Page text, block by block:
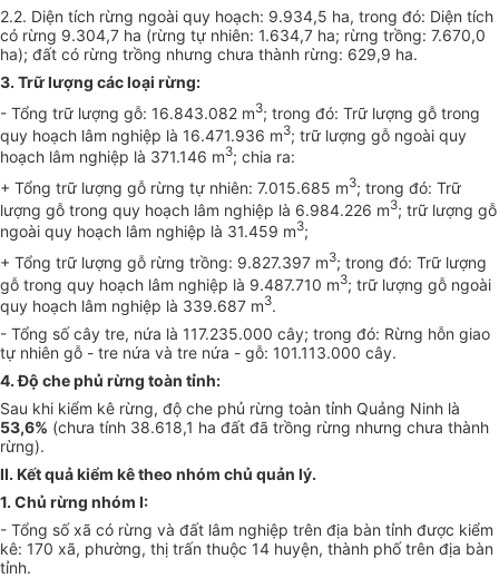
2.2. Diện tích rừng ngoài quy hoạch: 9.934,5 ha, trong đó: Diện tích
có rừng 9.304,7 ha (rừng tự nhiên: 1.634,7 ha; rừng trồng: 7.670,0
ha); đất có rừng trồng nhưng chưa thành rừng: 629,9 ha.
3. Trữ lượng các loại rừng:
- Tổng trữ lượng gỗ: 16.843.082 m3; trong đó: Trữ lượng gỗ trong
quy hoạch lâm nghiệp là 16.471.936 m3; trữ lượng gỗ ngoài quy
hoạch lâm nghiệp là 371.146 m3; chia ra:
+ Tổng trữ lượng gỗ rừng tự nhiên: 7.015.685 m3; trong đó: Trữ
lượng gỗ trong quy hoạch lâm nghiệp là 6.984.226 m3; trữ lượng gỗ
ngoài quy hoạch lâm nghiệp là 31.459 m3;
+ Tổng trữ lượng gỗ rừng trồng: 9.827.397 m3; trong đó: Trữ lượng
gỗ trong quy hoạch lâm nghiệp là 9.487.710 m3; trữ lượng gỗ ngoài
quy hoạch lâm nghiệp là 339.687 m3.
- Tổng số cây tre, nứa là 117.235.000 cây; trong đó: Rừng hỗn giao
tự nhiên gỗ - tre nứa và tre nứa - gỗ: 101.113.000 cây.
4. Độ che phủ rừng toàn tỉnh:
Sau khi kiểm kê rừng, độ che phủ rừng toàn tỉnh Quảng Ninh là
53,6% (chưa tính 38.618,1 ha đất đã trồng rừng nhưng chưa thành
rừng).
II. Kết quảkiểm kê theo nhóm chủ quản lý.
1. Chủ rừng nhóm I:
- Tổng số xã có rừng và đất lâm nghiệp trên địa bàn tỉnh được kiểm
kê: 170 xã, phường, thị trấn thuộc 14 huyện, thành phố trên địa bàn
tỉnh.